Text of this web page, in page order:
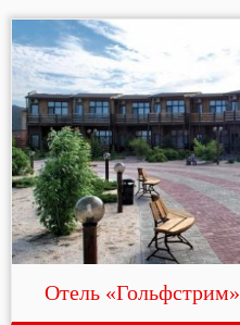
Отель «Гольфстрим»